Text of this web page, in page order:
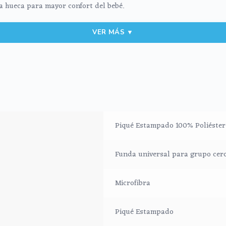
para mayor confort del bebé.
VER MÁS ▼
Piqué Estampado 100% Poliéster
Funda universal para grupo
Microfibra
Piqué Estampado